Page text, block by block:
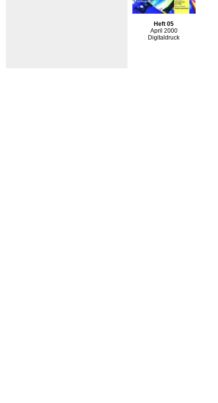
Heft 05
April 2000
Digitaldruck